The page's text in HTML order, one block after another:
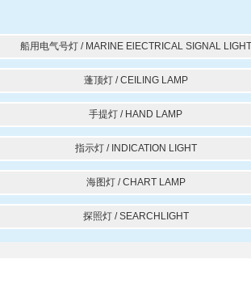
船用电气号灯 / MARINE ElECTRICAL SIGNAL LIGHT
蓬顶灯 / CEILING LAMP
手提灯 / HAND LAMP
指示灯 / INDICATION LIGHT
海图灯 / CHART LAMP
探照灯 / SEARCHLIGHT